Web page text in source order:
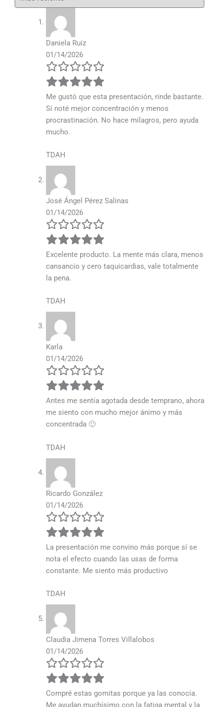
Daniela Ruiz
01/14/2026
Me gustó que esta presentación, rinde bastante.
Sí noté mejor concentración y menos
procrastinación. No hace milagros, pero ayuda
mucho.
TDAH
José Ángel Pérez Salinas
01/14/2026
Excelente producto. La mente más clara, menos
cansancio y cero taquicardias, vale totalmente
la pena.
TDAH
Karla
01/14/2026
Antes me sentía agotada desde temprano, ahora
me siento con mucho mejor ánimo y más
concentrada 🙂
TDAH
Ricardo González
01/14/2026
La presentación me convino más porque sí se
nota el efecto cuando las usas de forma
constante. Me siento más productivo
TDAH
Claudia Jimena Torres Villalobos
01/14/2026
Compré estas gomitas porque ya las conocía.
Me ayudan muchísimo con la fatiga mental y la